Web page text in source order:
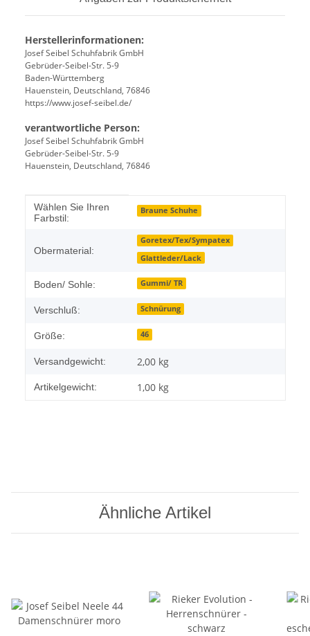
Herstellerinformationen:
Josef Seibel Schuhfabrik GmbH
Gebrüder-Seibel-Str. 5-9
Baden-Württemberg
Hauenstein, Deutschland, 76846
https://www.josef-seibel.de/
verantwortliche Person:
Josef Seibel Schuhfabrik GmbH
Gebrüder-Seibel-Str. 5-9
Hauenstein, Deutschland, 76846
Produkteigenschaft
Wert
Wählen Sie Ihren
Farbstil:
Braune Schuhe
Obermaterial:
Goretex/Tex/Sympatex
Glattleder/Lack
Boden/ Sohle: Gummi/ TR
Verschluß: Schnürung
Größe: 46
Versandgewicht: 2,00 kg
Artikelgewicht: 1,00 kg
Ähnliche Artikel